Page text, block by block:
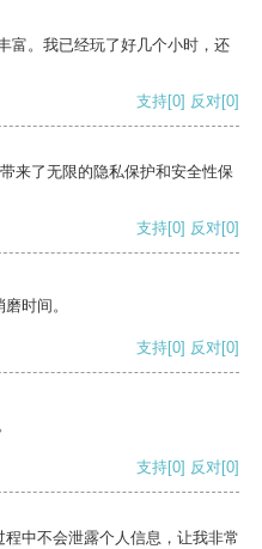
富。我已经玩了好几个小时，还
支持[0] 反对[0]
来了无限的隐私保护和安全性保
支持[0] 反对[0]
时间。
支持[0] 反对[0]
支持[0] 反对[0]
中不会泄露个人信息，让我非常